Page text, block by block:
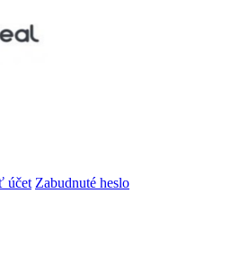
účet Zabudnuté heslo